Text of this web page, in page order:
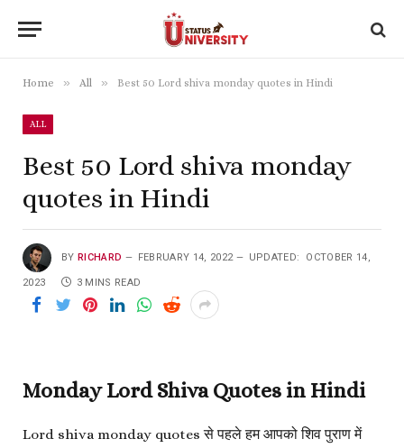
Home » All » Best 50 Lord shiva monday quotes in Hindi
ALL
Best 50 Lord shiva monday
quotes in Hindi
BY RICHARD FEBRUARY 14, 2022 UPDATED: OCTOBER 14,
2023 3 MINS READ
Monday Lord Shiva Quotes in Hindi
Lord shiva monday quotes से पहले हम आपको शिव पुराण में